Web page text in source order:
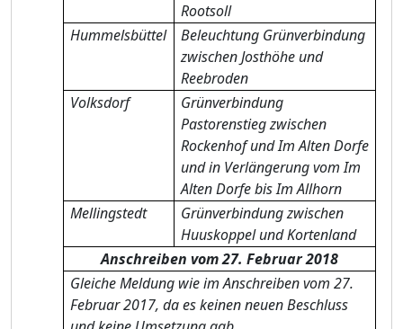
Rootsoll
Hummelsbüttel
Beleuchtung Grünverbindung
zwischen Josthöhe und
Reebroden
Volksdorf
Grünverbindung
Pastorenstieg zwischen
Rockenhof und Im Alten Dorfe
und in Verlängerung vom Im
Alten Dorfe bis Im Allhorn
Mellingstedt
Grünverbindung zwischen
Huuskoppel und Kortenland
Anschreiben vom 27. Februar 2018
Gleiche Meldung wie im Anschreiben vom 27.
Februar 2017, da es keinen neuen Beschluss